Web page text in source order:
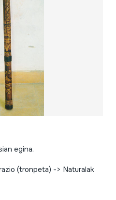
egina.
(tronpeta) -> Naturalak